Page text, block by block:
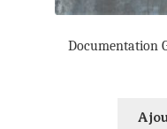
Documentation